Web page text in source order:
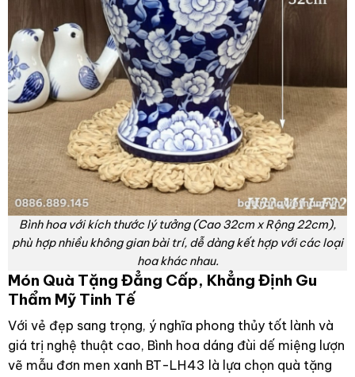
Bình hoa với kích thước lý tưởng (Cao 32cm x Rộng 22cm),
phù hợp nhiều không gian bài trí, dễ dàng kết hợp với các loại
hoa khác nhau.
Món Quà Tặng Đẳng Cấp, Khẳng Định Gu
Thẩm Mỹ Tinh Tế
Với vẻ đẹp sang trọng, ý nghĩa phong thủy tốt lành và
giá trị nghệ thuật cao, Bình hoa dáng đùi dế miệng lượn
vẽ mẫu đơn men xanh BT-LH43 là lựa chọn quà tặng